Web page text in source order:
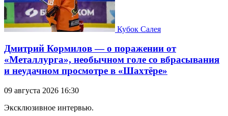
Кубок Салея
Дмитрий Кормилов — о поражении от
«Металлурга», необычном голе со вбрасывания
и неудачном просмотре в «Шахтёре»
09 августа 2026 16:30
Эксклюзивное интервью.